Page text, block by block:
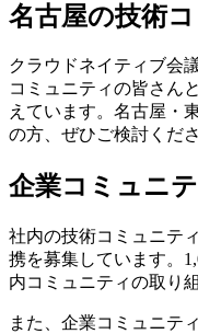
名古屋の技術
クラウドネイティブ会
コミュニティの皆さん
えています。名古屋・
の方、ぜひご検討くだ
企業コミュニ
社内の技術コミュニテ
携を募集しています。
内コミュニティの取り
また、企業コミュニテ